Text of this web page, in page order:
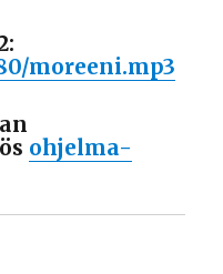
moreeni.mp3
ohjelma-